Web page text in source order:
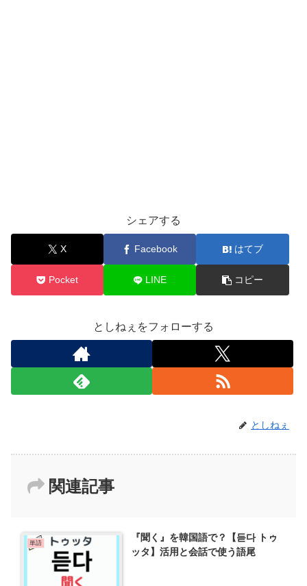
シェアする
X Facebook はてブ
Pocket LINE コピー
としねぇをフォローする
としねぇ
関連記事
単語
『聞く』を韓国語で？【듣다 トゥ
ッタ】活用と会話で使う語尾